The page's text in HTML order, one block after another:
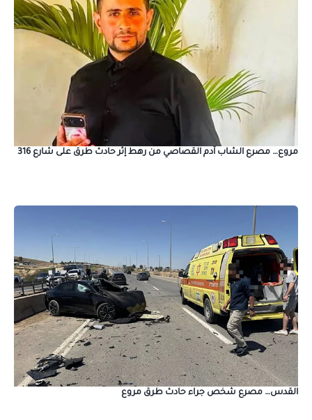
مروع… مصرع الشاب آدم القصاصي من رهط إثر حادث طرق على شارع 316
القدس… مصرع شخص جراء حادث طرق مروع